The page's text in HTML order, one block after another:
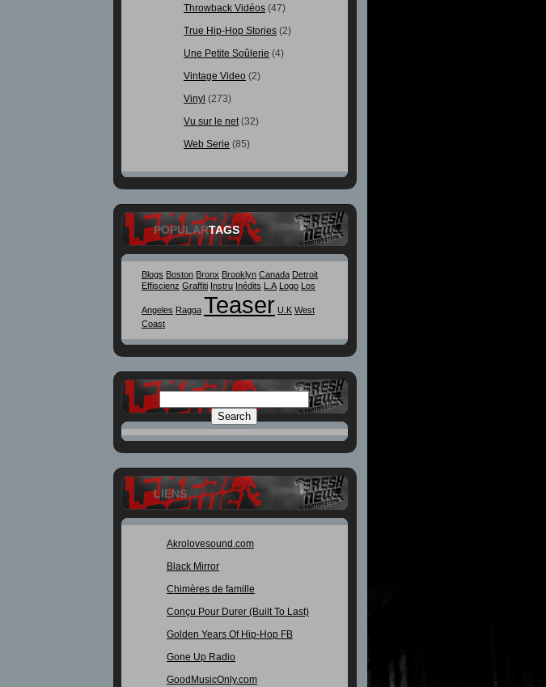
Throwback Vidéos (47)
True Hip-Hop Stories (2)
Une Petite Soûlerie (4)
Vintage Video (2)
Vinyl (273)
Vu sur le net(32)
Web Serie (85)
POPULARTAGS
Blogs Boston Bronx Brooklyn Canada Detroit
Effiscienz Graffiti Instru Inédits L.A Logo Los
Angeles Ragga Teaser U.K West
Coast
LIENS
Akrolovesound.com
Black Mirror
Chimères de famille
Conçu Pour Durer (Built To Last)
Golden Years Of Hip-Hop FB
Gone Up Radio
GoodMusicOnly.com